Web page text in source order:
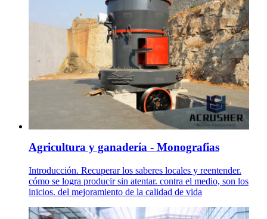
Agricultura y ganadería - Monografias
Introducción. Recuperar los saberes locales y reentender.
cómo se logra producir sin atentar. contra el medio, son los
inicios. del mejoramiento de la calidad de vida